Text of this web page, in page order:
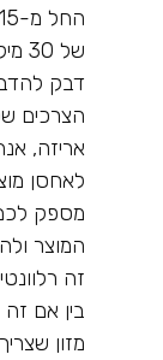
של
דבק
הצרכים
אריזה,
לאחסן
מספק
המוצר
זה
בין אם
מזון